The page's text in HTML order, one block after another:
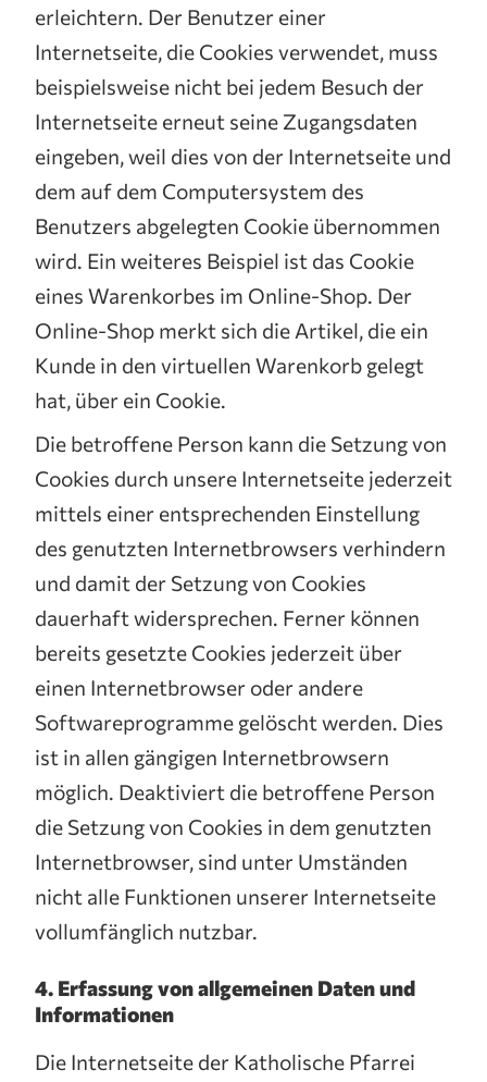
erleichtern. Der Benutzer einer
Internetseite, die Cookies verwendet, muss
beispielsweise nicht bei jedem Besuch der
Internetseite erneut seine Zugangsdaten
eingeben, weil dies von der Internetseite und
dem auf dem Computersystem des
Benutzers abgelegten Cookie übernommen
wird. Ein weiteres Beispiel ist das Cookie
eines Warenkorbes im Online-Shop. Der
Online-Shop merkt sich die Artikel, die ein
Kunde in den virtuellen Warenkorb gelegt
hat, über ein Cookie.
Die betroffene Person kann die Setzung von
Cookies durch unsere Internetseite jederzeit
mittels einer entsprechenden Einstellung
des genutzten Internetbrowsers verhindern
und damit der Setzung von Cookies
dauerhaft widersprechen. Ferner können
bereits gesetzte Cookies jederzeit über
einen Internetbrowser oder andere
Softwareprogramme gelöscht werden. Dies
ist in allen gängigen Internetbrowsern
möglich. Deaktiviert die betroffene Person
die Setzung von Cookies in dem genutzten
Internetbrowser, sind unter Umständen
nicht alle Funktionen unserer Internetseite
vollumfänglich nutzbar.
4. Erfassung von allgemeinen Daten und
Informationen
Die Internetseite der Katholische Pfarrei